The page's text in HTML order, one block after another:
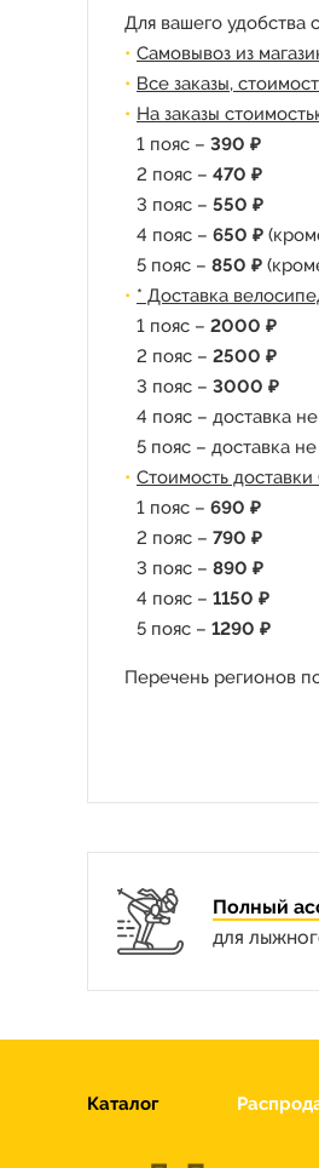
Для вашего удобства
Самовывоз из
Все заказы,
На заказы
1 пояс – 390 ₽
2 пояс – 470 ₽
3 пояс – 550 ₽
4 пояс – 650 ₽
5 пояс – 850 ₽
* Доставка
1 пояс – 2000 ₽
2 пояс – 2500 ₽
3 пояс – 3000 ₽
4 пояс – доставка
5 пояс – доставка
Стоимость
1 пояс – 690 ₽
2 пояс – 790 ₽
3 пояс – 890 ₽
4 пояс – 1150 ₽
5 пояс – 1290 ₽
Перечень регионов
Полный
для
Каталог